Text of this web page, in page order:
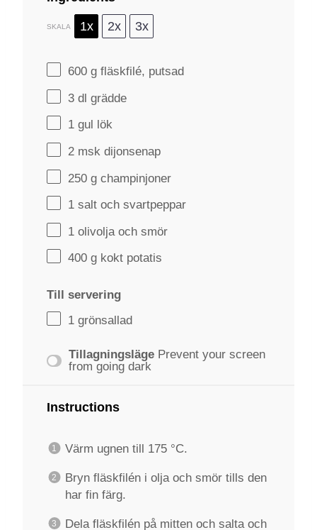
SKALA 1x 2x 3x
600 g fläskfilé, putsad
3 dl grädde
1 gul lök
2 msk dijonsenap
250 g champinjoner
1 salt och svartpeppar
1 olivolja och smör
400 g kokt potatis
Till servering
1 grönsallad
Tillagningsläge Prevent your screen
from going dark
Instructions
Värm ugnen till 175 °C.
Bryn fläskfilén i olja och smör tills den
har fin färg.
Dela fläskfilén på mitten och salta och